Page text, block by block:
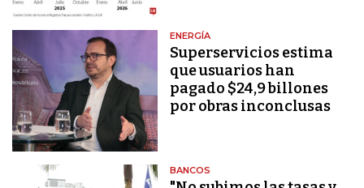
ENERGÍA
Superservicios estima
que usuarios han
pagado $24,9 billones
por obras inconclusas
BANCOS